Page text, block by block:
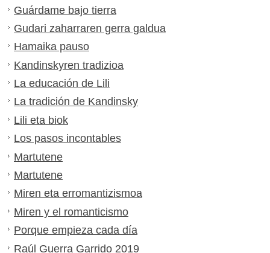
Guárdame bajo tierra
Gudari zaharraren gerra galdua
Hamaika pauso
Kandinskyren tradizioa
La educación de Lili
La tradición de Kandinsky
Lili eta biok
Los pasos incontables
Martutene
Martutene
Miren eta erromantizismoa
Miren y el romanticismo
Porque empieza cada día
Raúl Guerra Garrido 2019